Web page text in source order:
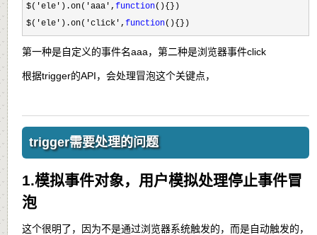
$('ele').on('aaa', function(){})
$( 'ele').on('click', function(){})
第一种是自定义的事件名aaa，第二种是浏览器事件click
根据trigger的API，会处理冒泡这个关键点，
trigger需要处理的问题
1.模拟事件对象，用户模拟处理停止事件冒
泡
这个很明了，因为不是通过浏览器系统触发的，而是自动触发的，